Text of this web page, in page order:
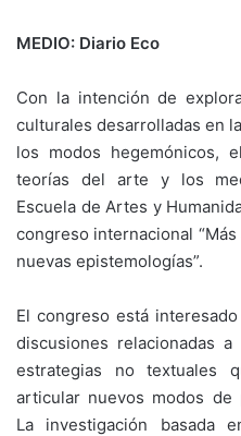
MEDIO: Diario Eco
Con la intención de
culturales desarrolladas en
los modos hegemónicos,
teorías del arte y los
Escuela de Artes y
congreso internacional
nuevas epistemologías”.
El congreso está
discusiones relacionadas
estrategias no textuales
articular nuevos modos de
La investigación basada